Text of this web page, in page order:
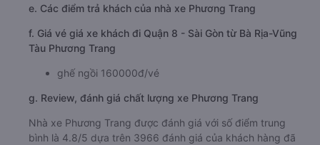
e. Các điểm trả khách của nhà xe Phương Trang
f. Giá vé giá xe khách đi Quận 8 - Sài Gòn từ Bà Rịa-Vũng
Tàu Phương Trang
ghế ngồi 160000đ/vé
g. Review, đánh giá chất lượng xe Phương Trang
Nhà xe Phương Trang được đánh giá với số điểm trung
bình là 4.8/5 dựa trên 3966 đánh giá của khách hàng đã